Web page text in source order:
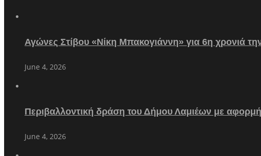
Αγώνες Στίβου «Νίκη Μπακογιάννη» για 6η χρονιά
June 4, 2026
Περιβαλλοντική δράση του Δήμου Λαμιέων με
June 4, 2026